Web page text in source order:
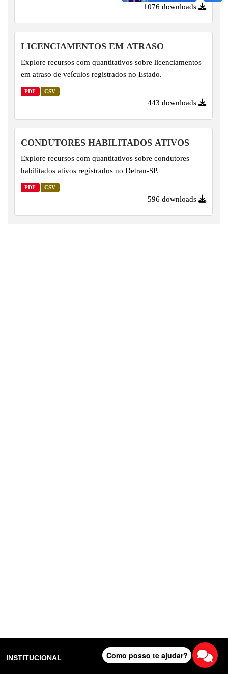
1076 downloads
LICENCIAMENTOS EM ATRASO
Explore recursos com quantitativos sobre licenciamentos
em atraso de veículos registrados no Estado.
PDF CSV
443 downloads
CONDUTORES HABILITADOS ATIVOS
Explore recursos com quantitativos sobre condutores
habilitados ativos registrados no Detran-SP.
PDF CSV
596 downloads
INSTITUCIONAL Como posso te ajudar?